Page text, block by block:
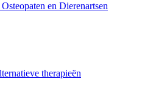
en Dierenartsen
therapieën